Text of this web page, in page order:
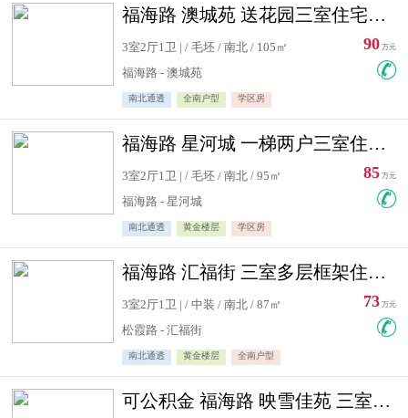
福海路 澳城苑 送花园三室住宅急售
3室2厅1卫 | / 毛坯 / 南北 / 105㎡
福海路 - 澳城苑
南北通透 全南户型 学区房
90 万元
福海路 星河城 一梯两户三室住宅急售
3室2厅1卫 | / 毛坯 / 南北 / 95㎡
福海路 - 星河城
南北通透 黄金楼层 学区房
85 万元
福海路 汇福街 三室多层框架住宅急售
3室2厅1卫 | / 中装 / 南北 / 87㎡
松霞路 - 汇福街
南北通透 黄金楼层 全南户型
73 万元
可公积金 福海路 映雪佳苑 三室住宅急售送小棚